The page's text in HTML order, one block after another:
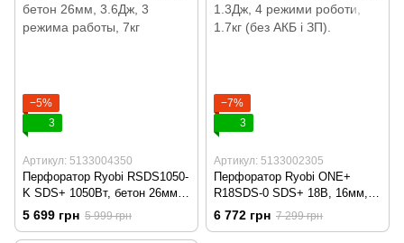
−5%
3
Артикул: 5133004350
Перфоратор Ryobi RSDS1050-
K SDS+ 1050Вт, бетон 26мм,
3.6Дж, 3 режима работы, 7кг
5 699 грн 5 999 грн
−7%
3
Артикул: 5133002305
Перфоратор Ryobi ONE+
R18SDS-0 SDS+ 18В, 16мм,
1.3Дж, 4 режими роботи, 1.7кг
(без АКБ і ЗП).
6 772 грн 7 299 грн